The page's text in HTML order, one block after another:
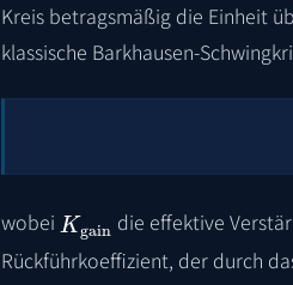
Kreis betragsmäßig die Einheit
klassische Barkhausen-
wobei die effektive
Rückführkoeffizient, der durch